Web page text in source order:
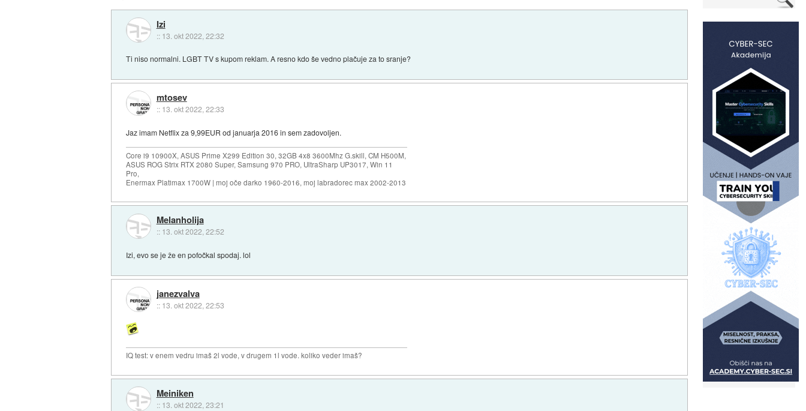
Izi
:: 13. okt 2022, 22:32
Ti niso normalni. LGBT TV s kupom reklam. A resno kdo še vedno plačuje za to sranje?
mtosev
:: 13. okt 2022, 22:33
Jaz imam Netflix za 9,99EUR od januarja 2016 in sem zadovoljen.
Core i9 10900X, ASUS Prime X299 Edition 30, 32GB 4x8 3600Mhz G.skill, CM H500M,
ASUS ROG Strix RTX 2080 Super, Samsung 970 PRO, UltraSharp UP3017, Win 11
Pro,
Enermax Platimax 1700W | moj oče darko 1960-2016, moj labradorec max 2002-2013
Melanholija
:: 13. okt 2022, 22:52
Izi, evo se je že en pofočkal spodaj. lol
janezvalva
:: 13. okt 2022, 22:53
IQ test: v enem vedru imaš 2l vode, v drugem 1l vode. koliko veder imaš?
Meiniken
:: 13. okt 2022, 23:21